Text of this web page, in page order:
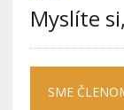
Myslíte
SME